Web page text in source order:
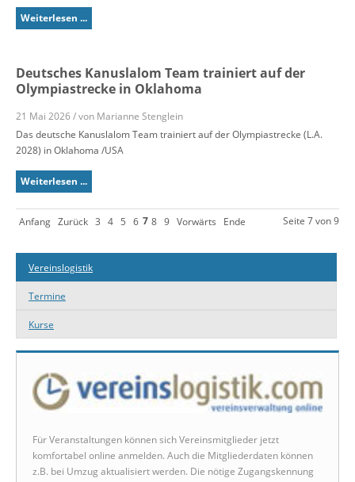
Weiterlesen ...
Deutsches Kanuslalom Team trainiert auf der
Olympiastrecke in Oklahoma
21 Mai 2026 / von Marianne Stenglein
Das deutsche Kanuslalom Team trainiert auf der Olympiastrecke (L.A.
2028) in Oklahoma /USA
Weiterlesen ...
Seite 7 von 9
Anfang Zurück 3 4 5 6 7 8 9 Vorwärts Ende
Vereinslogistik
Termine
Kurse
Für Veranstaltungen können sich Vereinsmitglieder jetzt
komfortabel online anmelden. Auch die Mitgliederdaten können
z.B. bei Umzug aktualisiert werden. Die nötige Zugangskennung